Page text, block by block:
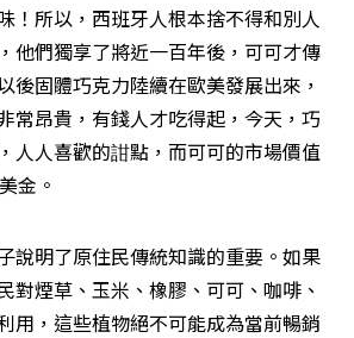
！所以，西班牙人根本捨不得和別人
他們獨享了將近一百年後，可可才傳
後固體巧克力陸續在歐美發展出來，
常昂貴，有錢人才吃得起，今天，巧
人人喜歡的詌點，而可可的市場價值
金。
說明了原住民傳統知識的重要。如果
對煙草、玉米、橡膠、可可、咖啡、
用，這些植物絕不可能成為當前暢銷